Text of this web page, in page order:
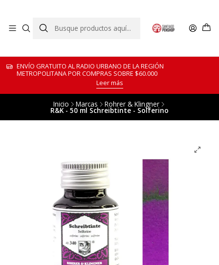
ENVÍO GRATUITO AL RADIO URBANO DE LA REGIÓN
METROPOLITANA POR COMPRAS SOBRE $60.000
Leer más
Inicio Marcas Rohrer & Klingner
R&K - 50 ml Schreibtinte - Solferino